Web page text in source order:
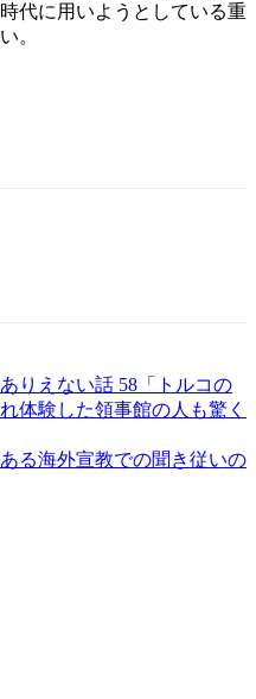
代に用いようとしている重
。
りえない話 58「トルコの
体験した領事館の人も驚く
る海外宣教での聞き従いの